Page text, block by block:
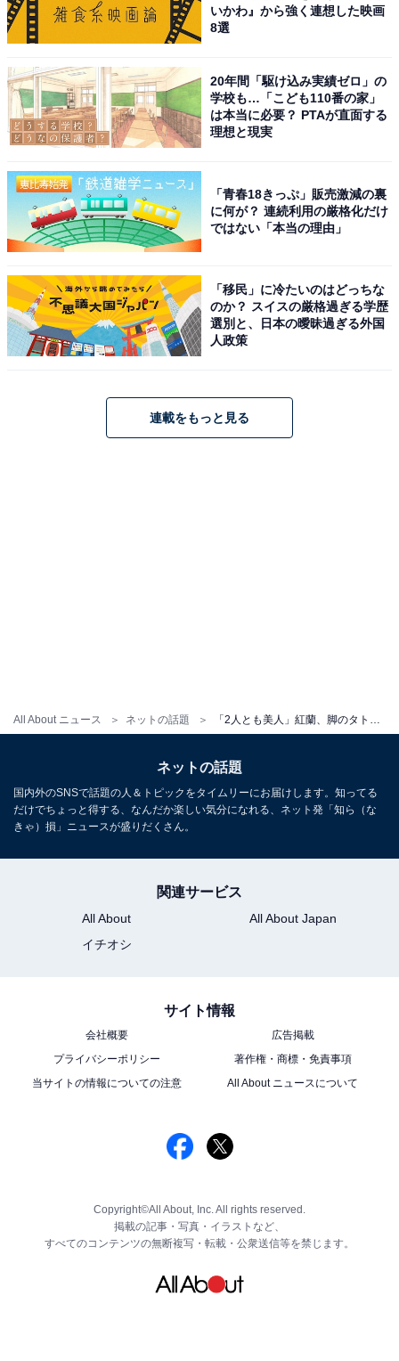
All About ニュース ネットの話題
いかわ』から強く連想した映画
8選
20年間「駆け込み実績ゼロ」の
学校も…「こども110番の家」
は本当に必要？ PTAが直面する
理想と現実
「青春18きっぷ」販売激減の裏
に何が？ 連続利用の厳格化だけ
ではない「本当の理由」
「移民」に冷たいのはどっちな
のか？ スイスの厳格過ぎる学歴
選別と、日本の曖昧過ぎる外国
人政策
連載をもっと見る
ネットの話題
国内外のSNSで話題の人＆トピックをタイムリーにお届けします。知ってる
だけでちょっと得する、なんだか楽しい気分になれる、ネット発「知ら（な
きゃ）損」ニュースが盛りだくさん。
関連サービス
All About
All About Japan
イチオシ
サイト情報
会社概要
広告掲載
プライバシーポリシー
著作権・商標・免責事項
当サイトの情報についての注意
All About ニュースについて
Copyright©All About, Inc. All rights reserved.
掲載の記事・写真・イラストなど、
すべてのコンテンツの無断複写・転載・公衆送信等を禁じます。